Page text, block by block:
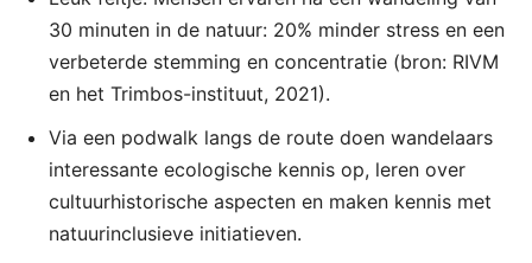
30 minuten in de natuur: 20% minder stress en een
verbeterde stemming en concentratie (bron: RIVM
en het Trimbos-instituut, 2021).
Via een podwalk langs de route doen wandelaars
interessante ecologische kennis op, leren over
cultuurhistorische aspecten en maken kennis met
natuurinclusieve initiatieven.